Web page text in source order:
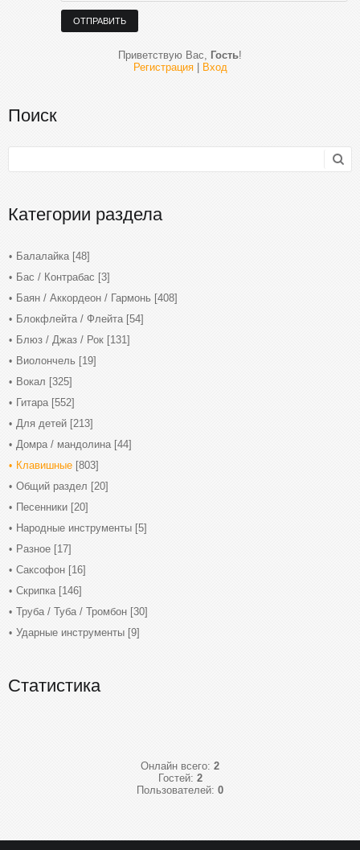
ОТПРАВИТЬ
Приветствую Вас, Гость!
Регистрация| Вход
Поиск
Категории раздела
Балалайка [48]
Бас / Контрабас [3]
Баян / Аккордеон / Гармонь [408]
Блокфлейта / Флейта [54]
Блюз / Джаз / Рок [131]
Виолончель [19]
Вокал [325]
Гитара [552]
Для детей [213]
Домра / мандолина [44]
Клавишные [803]
Общий раздел [20]
Песенники [20]
Народные инструменты [5]
Разное [17]
Саксофон [16]
Скрипка [146]
Труба / Туба / Тромбон [30]
Ударные инструменты [9]
Статистика
Онлайн всего: 2
Гостей: 2
Пользователей: 0